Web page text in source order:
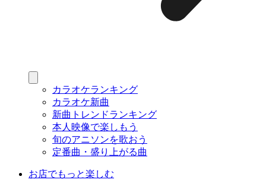
カラオケランキング
カラオケ新曲
新曲トレンドランキング
本人映像で楽しもう
旬のアニソンを歌おう
定番曲・盛り上がる曲
お店でもっと楽しむ